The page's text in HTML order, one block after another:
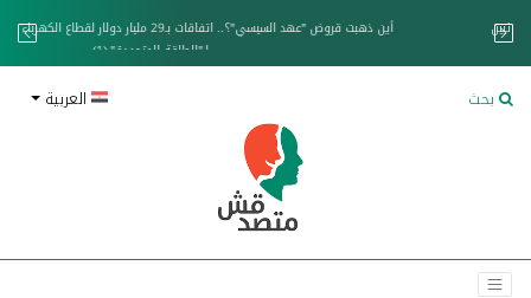
عائم.. "متصدقش" تتبع شبكة ناقلات وقود تخدم الحوثيين
بحث العربية